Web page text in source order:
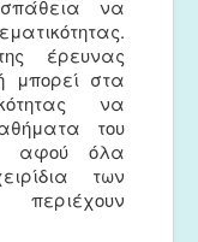
να
έρευνας
μπορεί στα
να
του
αφού όλα
των